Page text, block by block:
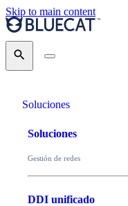
Skip to main content
Search
Soluciones
Soluciones
Gestión de redes
DDI unificado